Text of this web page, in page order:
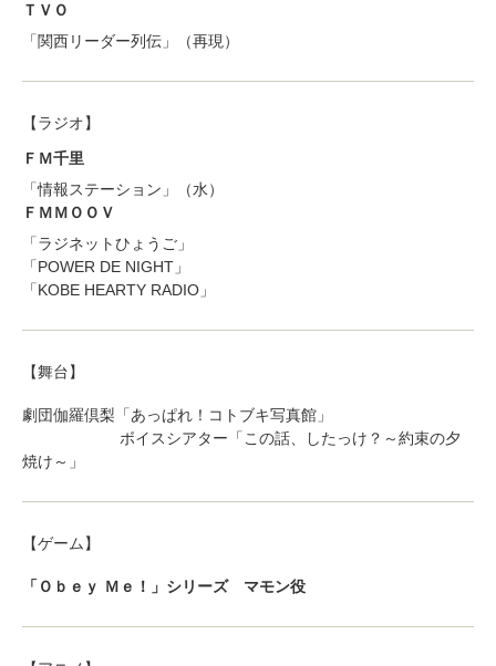
ＴＶＯ
「関西リーダー列伝」（再現）
【ラジオ】
ＦＭ千里
「情報ステーション」（水）
ＦＭＭＯＯＶ
「ラジネットひょうご」
「POWER DE NIGHT」
「KOBE HEARTY RADIO」
【舞台】
劇団伽羅倶梨「あっぱれ！コトブキ写真館」
ボイスシアター「この話、したっけ？～約束の夕
焼け～」
【ゲーム】
「Ｏｂｅｙ Ｍｅ！」シリーズ マモン役